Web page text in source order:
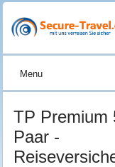
Menu
TP Premium
Paar -